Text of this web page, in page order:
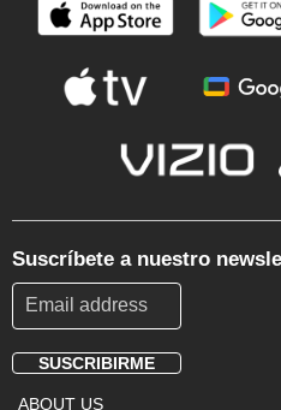
Suscríbete a nuestro
SUSCRIBIRME
ABOUT US